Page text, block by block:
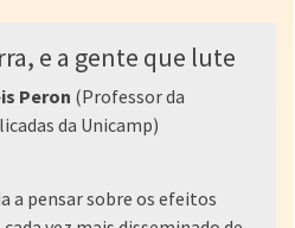
e a gente que lute
Peron (Professor da
da Unicamp)
a pensar sobre os efeitos